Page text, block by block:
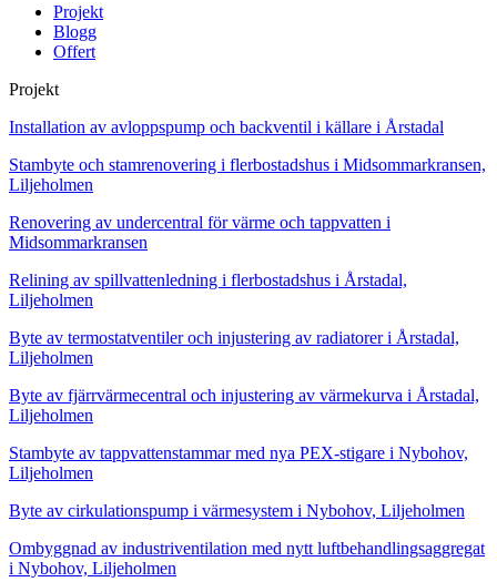
Projekt
Blogg
Offert
Projekt
Installation av avloppspump och backventil i källare i Årstadal
Stambyte och stamrenovering i flerbostadshus i Midsommarkransen,
Liljeholmen
Renovering av undercentral för värme och tappvatten i
Midsommarkransen
Relining av spillvattenledning i flerbostadshus i Årstadal,
Liljeholmen
Byte av termostatventiler och injustering av radiatorer i Årstadal,
Liljeholmen
Byte av fjärrvärmecentral och injustering av värmekurva i Årstadal,
Liljeholmen
Stambyte av tappvattenstammar med nya PEX-stigare i Nybohov,
Liljeholmen
Byte av cirkulationspump i värmesystem i Nybohov, Liljeholmen
Ombyggnad av industriventilation med nytt luftbehandlingsaggregat
i Nybohov, Liljeholmen